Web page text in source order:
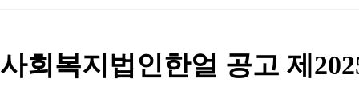
사회복지법인한얼 공고 제